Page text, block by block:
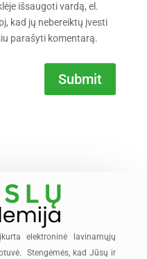
išsaugoti vardą, el.
kad jų nebereiktų įvesti
parašyti komentarą.
Submit
elektroninė lavinamųjų
Stengėmės, kad Jūsų ir